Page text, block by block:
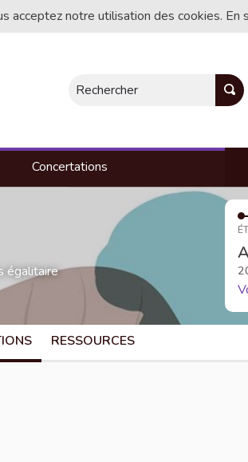
acceptez notre utilisation des cookies.
Rechercher
Concertations
égalitaire
RESSOURCES